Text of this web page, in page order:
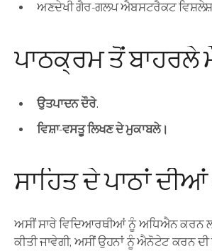
ਅਣਦੇਖੀ ਗੈਰ-ਗਲਪ ਐਬਸਟਰੈਕਟ
ਪਾਠਕ੍ਰਮ ਤੋਂ ਬਾਹਰਲੇ
ਉਤਪਾਦਨ ਦੌਰੇ.
ਵਿਸ਼ਾ-ਵਸਤੂ ਲਿਖਣ ਦੇ ਮੁਕਾਬਲੇ।
ਸਾਹਿਤ ਦੇ ਪਾਠਾਂ
ਅਸੀਂ ਸਾਰੇ ਵਿਦਿਆਰਥੀਆਂ ਨੂੰ ਅਧਿਐਨ ਕਰਨ
ਕੀਤੀ ਜਾਵੇਗੀ, ਅਸੀਂ ਉਹਨਾਂ ਨੂੰ ਐਨੋਟੇਟ ਕਰਨ